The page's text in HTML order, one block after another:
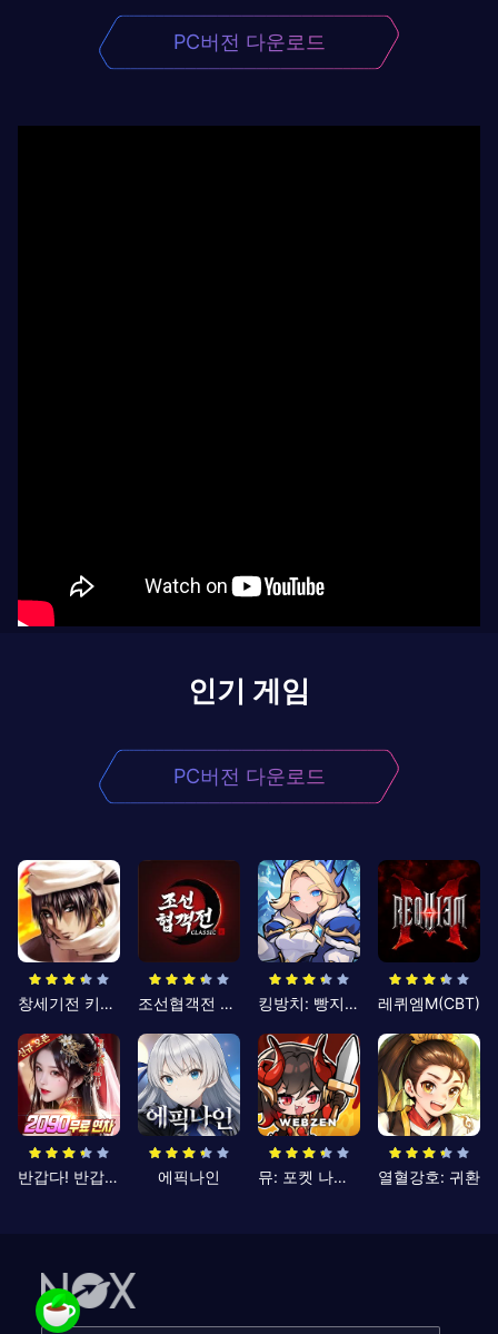
PC버전 다운로드
인기 게임
PC버전 다운로드
창세기전 키우기 조선협객전 클래식 킹방치: 빵지의 제왕 레퀴엠M(CBT)
반갑다! 반갑삼국지 에픽나인 뮤: 포켓 나이츠 열혈강호: 귀환